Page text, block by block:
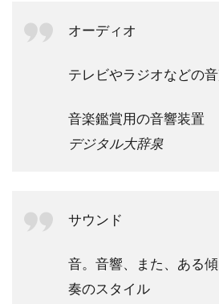
オーディオ
テレビやラジオなどの
音楽鑑賞用の音響装置
デジタル大辞泉
サウンド
音。音響、また、ある
奏のスタイル